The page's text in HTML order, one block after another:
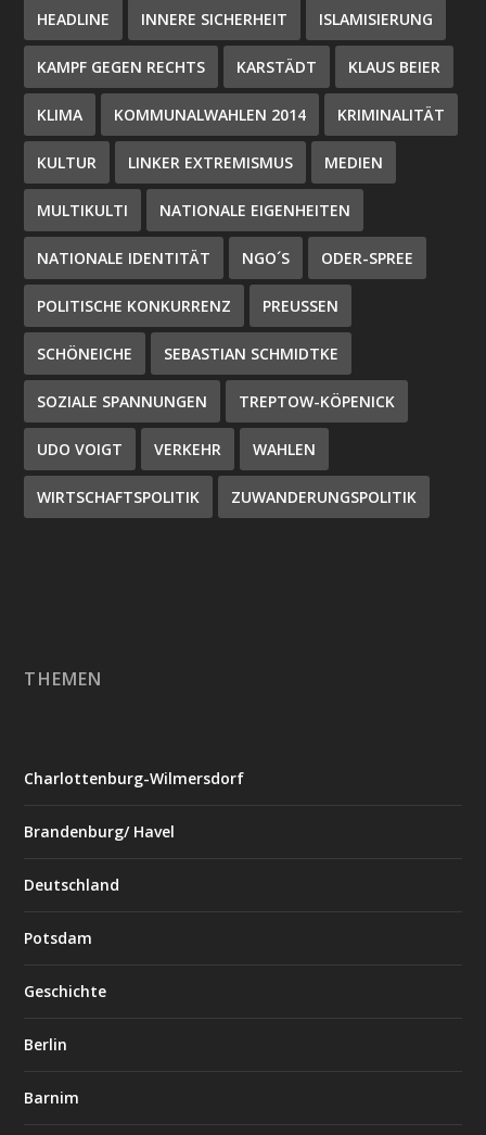
HEADLINE INNERE SICHERHEIT ISLAMISIERUNG
KAMPF GEGEN RECHTS KARSTÄDT KLAUS BEIER
KLIMA KOMMUNALWAHLEN 2014 KRIMINALITÄT
KULTUR LINKER EXTREMISMUS MEDIEN
MULTIKULTI NATIONALE EIGENHEITEN
NATIONALE IDENTITÄT NGO´S ODER-SPREE
POLITISCHE KONKURRENZ PREUSSEN
SCHÖNEICHE SEBASTIAN SCHMIDTKE
SOZIALE SPANNUNGEN TREPTOW-KÖPENICK
UDO VOIGT VERKEHR WAHLEN
WIRTSCHAFTSPOLITIK ZUWANDERUNGSPOLITIK
THEMEN
Charlottenburg-Wilmersdorf
Brandenburg/ Havel
Deutschland
Potsdam
Geschichte
Berlin
Barnim